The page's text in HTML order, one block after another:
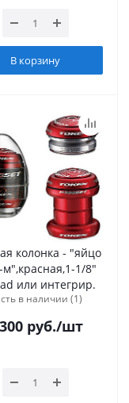
В корзину
колонка - "яйцо
м",красная,1-1/8"
или интегрир.
в наличии (1)
руб./шт